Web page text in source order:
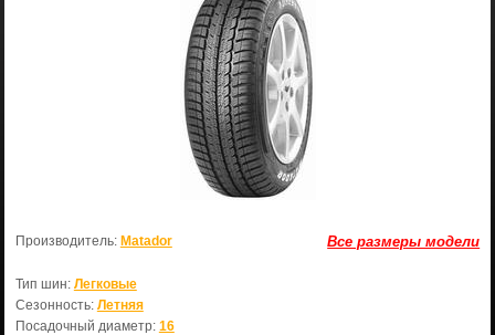
Все размеры модели
Производитель: Matador
Тип шин: Легковые
Сезонность: Летняя
Посадочный диаметр: 16